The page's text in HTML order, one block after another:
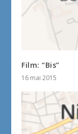
Film: “Bis”
16 mai 2015